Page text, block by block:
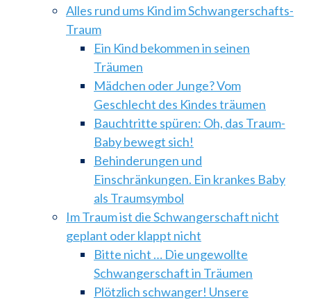
Alles rund ums Kind im Schwangerschafts-
Traum
Ein Kind bekommen in seinen
Träumen
Mädchen oder Junge? Vom
Geschlecht des Kindes träumen
Bauchtritte spüren: Oh, das Traum-
Baby bewegt sich!
Behinderungen und
Einschränkungen. Ein krankes Baby
als Traumsymbol
Im Traum ist die Schwangerschaft nicht
geplant oder klappt nicht
Bitte nicht … Die ungewollte
Schwangerschaft in Träumen
Plötzlich schwanger! Unsere